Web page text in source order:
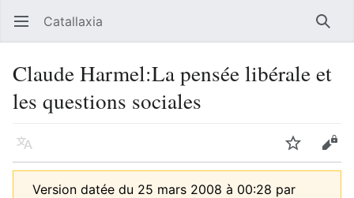
Ouvrir le menu principal Catallaxia
Claude Harmel:La pensée libérale et
les questions sociales
Langue Suivre
Version datée du 25 mars 2008 à 00:28 par